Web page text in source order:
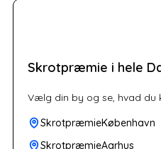
Skrotpræmie i hele
Vælg din by og se, hvad du
SkrotpræmieKøbenhavn
SkrotpræmieAarhus